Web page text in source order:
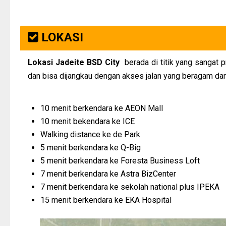
LOKASI
Lokasi Jadeite BSD Cityberada di titik yang sangat
dan bisa dijangkau dengan akses jalan yang beragam
10 menit berkendara ke AEON Mall
10 menit bekendara ke ICE
Walking distance ke de Park
5 menit berkendara ke Q-Big
5 menit berkendara ke Foresta Business Loft
7 menit berkendara ke Astra BizCenter
7 menit berkendara ke sekolah national plus IPEKA
15 menit berkendara ke EKA Hospital